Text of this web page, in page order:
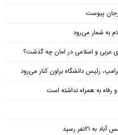
پیوست
به شمار می‌رود
عربی و اسلامی در امان چه گذشت؟
رئیس دانشگاه براون کنار می‌رود
رفاه به همراه نداشته است
رسید